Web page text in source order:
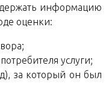
ин­фор­ма­цию
оценки:
услуги;
за ко­то­рый он был